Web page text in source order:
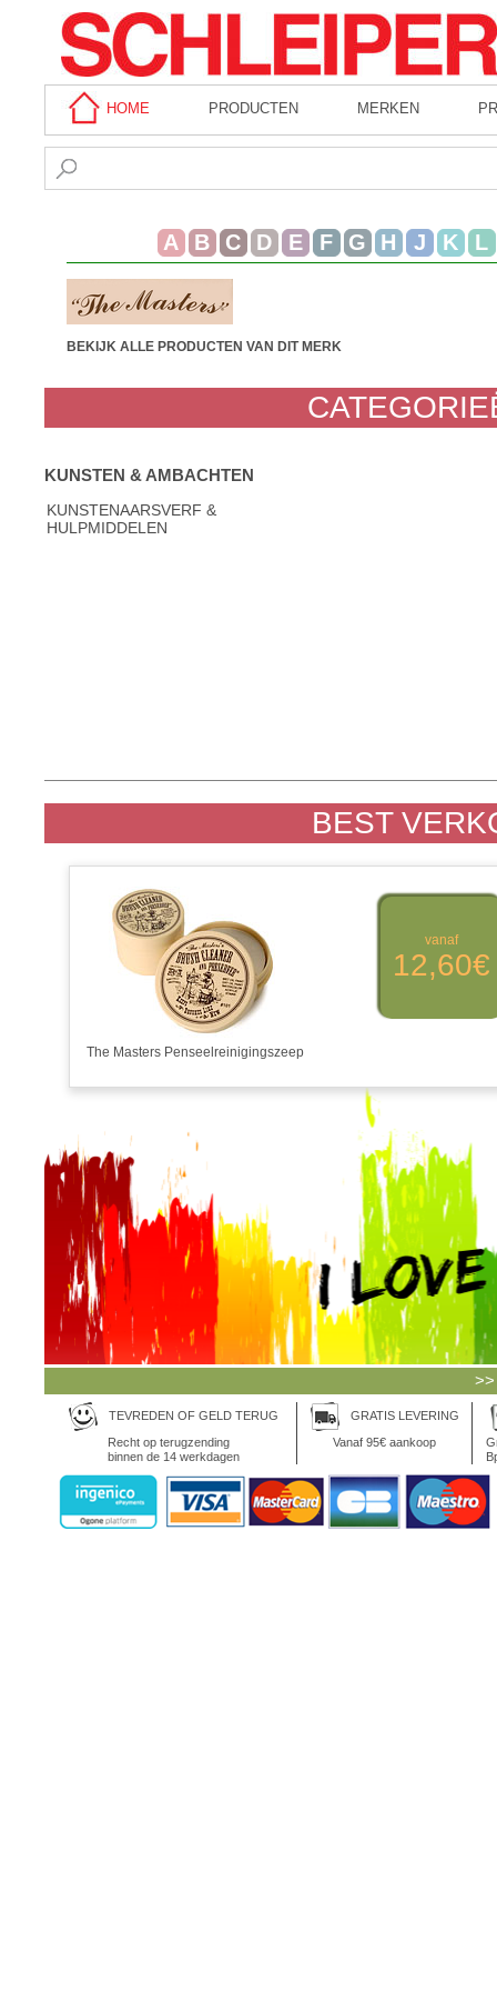
HOME PRODUCTEN MERKEN
A B C D E F G H J K L
BEKIJK ALLE PRODUCTEN VAN DIT MERK
KUNSTEN & AMBACHTEN
KUNSTENAARSVERF &
HULPMIDDELEN
BEST
The Masters Penseelreinigingszeep
vanaf
12,60€
TEVREDEN OF GELD TERUG
Recht op terugzending
binnen de 14 werkdagen
GRATIS LEVERING
Vanaf 95€ aankoop